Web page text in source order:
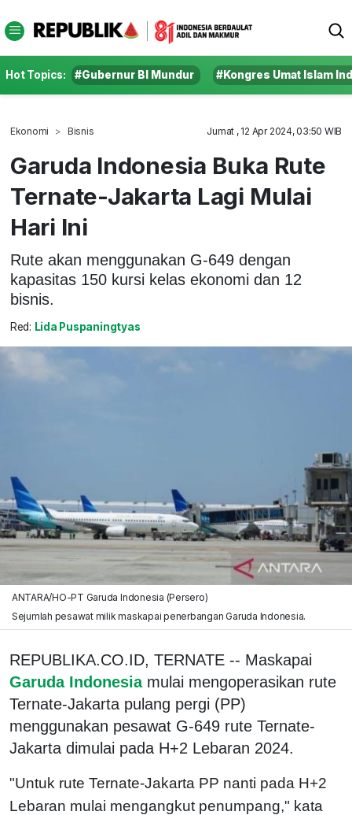
Hot Topics: #Gubernur BI Mundur #Kongres Umat Islam
Ekonomi Bisnis Jumat , 12 Apr 2024, 03:50 WIB
Garuda Indonesia Buka Rute
Ternate-Jakarta Lagi Mulai
Hari Ini
Rute akan menggunakan G-649 dengan
kapasitas 150 kursi kelas ekonomi dan 12
bisnis.
Red: Lida Puspaningtyas
ANTARA/HO-PT Garuda Indonesia (Persero)
Sejumlah pesawat milik maskapai penerbangan Garuda Indonesia.
REPUBLIKA.CO.ID, TERNATE -- Maskapai
Garuda Indonesia mulai mengoperasikan rute
Ternate-Jakarta pulang pergi (PP)
menggunakan pesawat G-649 rute Ternate-
Jakarta dimulai pada H+2 Lebaran 2024.
"Untuk rute Ternate-Jakarta PP nanti pada H+2
Lebaran mulai mengangkut penumpang," kata